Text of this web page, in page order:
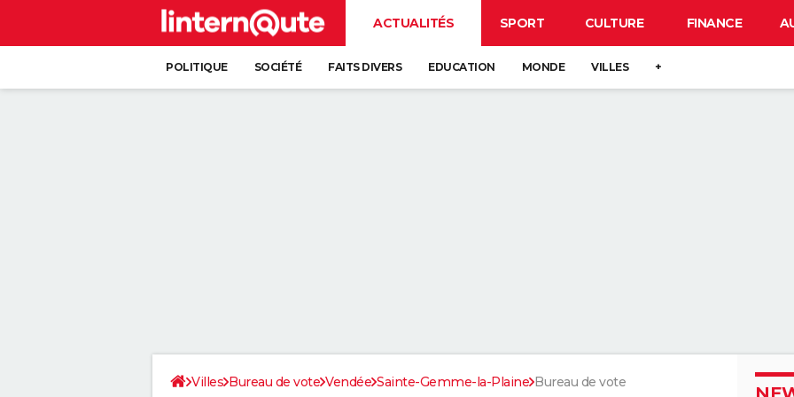
ACTUALITÉS SPORT CULTURE FINANCE
POLITIQUE SOCIÉTÉ FAITS DIVERS EDUCATION MONDE VILLES +
Villes Bureau de vote Vendée Sainte-Gemme-la-Plaine Bureau de vote